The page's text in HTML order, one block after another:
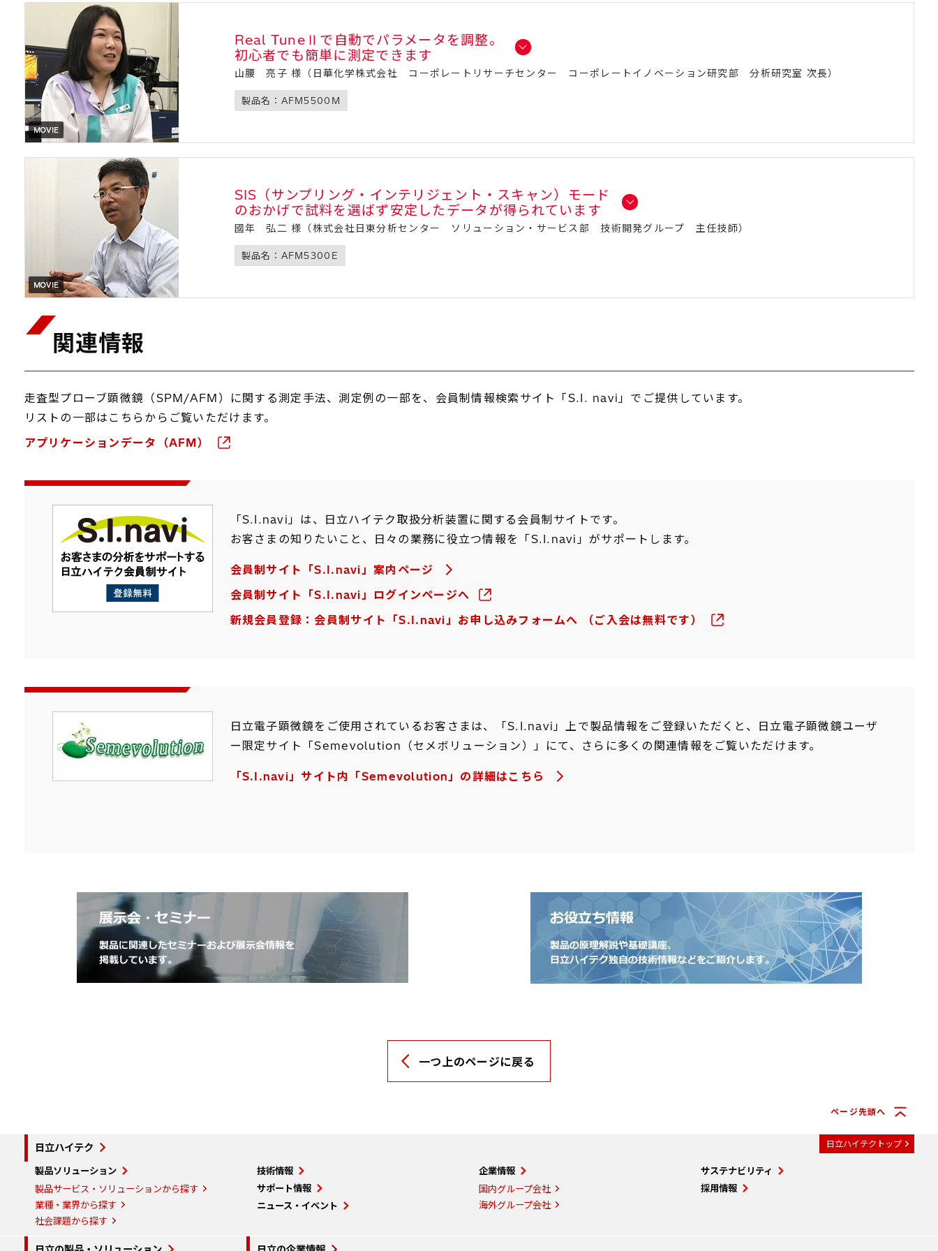
Real TuneⅡで自動でパラメータを調整。
初心者でも簡単に測定できます
山腰 亮子 様（日華化学株式会社 コーポレートリサーチセンター コーポレートイノベーション研究部 分析研究室 次長）
製品名：AFM5500M
SIS（サンプリング・インテリジェント・スキャン）モード
のおかげで試料を選ばず安定したデータが得られています
國年 弘二 様（株式会社日東分析センター ソリューション・サービス部 技術開発グループ 主任技師）
製品名：AFM5300E
関連情報
走査型プローブ顕微鏡（SPM/AFM）に関する測定手法、測定例の一部を、会員制情報検索サイト「S.I. navi」でご提供しています。
リストの一部はこちらからご覧いただけます。
アプリケーションデータ（AFM）
「S.I.navi」は、日立ハイテク取扱分析装置に関する会員制サイトです。
お客さまの知りたいこと、日々の業務に役立つ情報を「S.I.navi」がサポートします。
会員制サイト「S.I.navi」案内ページ
会員制サイト「S.I.navi」ログインページへ
新規会員登録：会員制サイト「S.I.navi」お申し込みフォームへ （ご入会は無料です）
日立電子顕微鏡をご使用されているお客さまは、「S.I.navi」上で製品情報をご登録いただくと、日立電子顕微鏡ユーザ
ー限定サイト「Semevolution（セメボリューション）」にて、さらに多くの関連情報をご覧いただけます。
「S.I.navi」サイト内「Semevolution」の詳細はこちら
一つ上のページに戻る
ページ先頭へ
日立ハイテク 日立ハイテクトップ
製品ソリューション
製品サービス・ソリューションから探す
業種・業界から探す
社会課題から探す
技術情報
サポート情報
ニュース・イベント
企業情報
国内グループ会社
海外グループ会社
サステナビリティ
採用情報